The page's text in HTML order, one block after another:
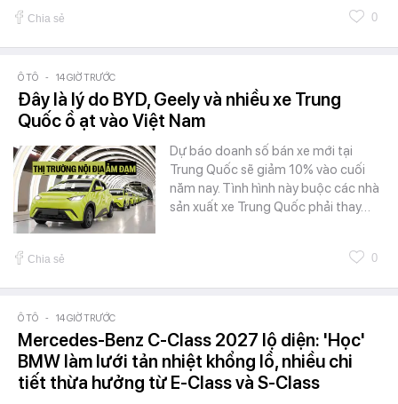
Chia sẻ 0
Ô TÔ - 14 GIỜ TRƯỚC
Đây là lý do BYD, Geely và nhiều xe Trung
Quốc ồ ạt vào Việt Nam
Dự báo doanh số bán xe mới tại
Trung Quốc sẽ giảm 10% vào cuối
năm nay. Tình hình này buộc các nhà
sản xuất xe Trung Quốc phải thay…
Chia sẻ 0
Ô TÔ - 14 GIỜ TRƯỚC
Mercedes-Benz C-Class 2027 lộ diện: 'Học'
BMW làm lưới tản nhiệt khổng lồ, nhiều chi
tiết thừa hưởng từ E-Class và S-Class